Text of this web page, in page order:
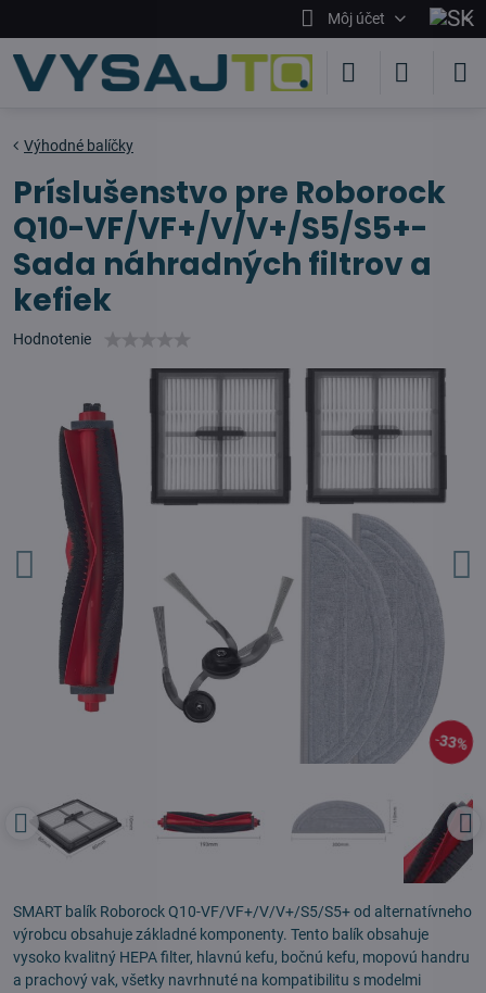
Môj účet
33%
Výhodné balíčky
Príslušenstvo pre Roborock
Q10-VF/VF+/V/V+/S5/S5+-
Sada náhradných filtrov a
kefiek
Hodnotenie
SMART balík Roborock Q10-VF/VF+/V/V+/S5/S5+ od alternatívneho
výrobcu obsahuje základné komponenty. Tento balík obsahuje
vysoko kvalitný HEPA filter, hlavnú kefu, bočnú kefu, mopovú handru
a prachový vak, všetky navrhnuté na kompatibilitu s modelmi